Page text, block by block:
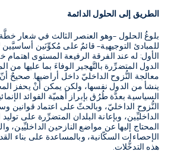
الطريق إلى الحلول الدائمة
بلوغُ الحلول –وهو العنصر الثالث في شعار
للمبادئ التوجيهية– قائمٌ على مُكوِّنَين
الأول: له عند الفرقة الرفيعة المستوى اهتمام
الدول المتضرِّرة بالتَّهجير الوفاءَ بما عليها من
معالجة النُّزوح الداخليّ داخل أراضيها. صحيحٌ
ينشأ من الدول نفسها، ولكن يمكن أنْ يحفز
السياسية بعدَّة طُرُق بإبراز أهميّة الفوائد
النُّزوح الداخليّ، وبالحثّ على اعتماد قوانين
الداخليِّين، وبإعانة البلدان المتضرِّرة على
المحتاج إليها عن مواضع النازحين الداخليِّين،
الإحصاءات السكّانية، وبالمساعدة على بناء
هذه التدخُّلات.